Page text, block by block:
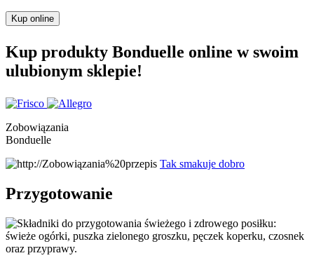
Kup online
Kup produkty Bonduelle online w swoim
ulubionym sklepie!
Zobowiązania
Bonduelle
Tak smakuje dobro
Przygotowanie